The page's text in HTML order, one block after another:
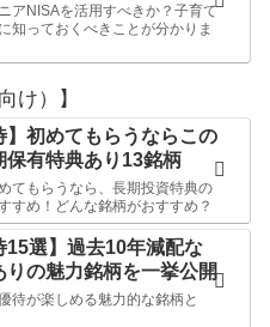
アNISAを活用すべきか？子育て
知っておくべきことが分かりま
け）】
】初めてもらうならこの
保有特典あり13銘柄
てもらうなら、長期投資特典の
すめ！どんな銘柄がおすすめ？
15選】過去10年減配な
りの魅力銘柄を一挙公開
待が楽しめる魅力的な銘柄と